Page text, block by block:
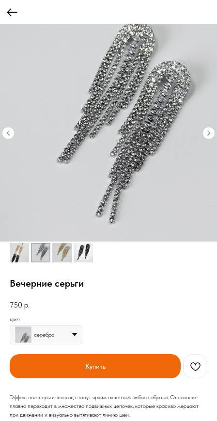
Вечерние серьги
750 р.
цвет
серебро
Купить
Эффектные серьги-каскад станут ярким акцентом любого образа. Основание
плавно переходит в множество подвижных цепочек, которые красиво мерцают
при движении и визуально вытягивают линию шеи.